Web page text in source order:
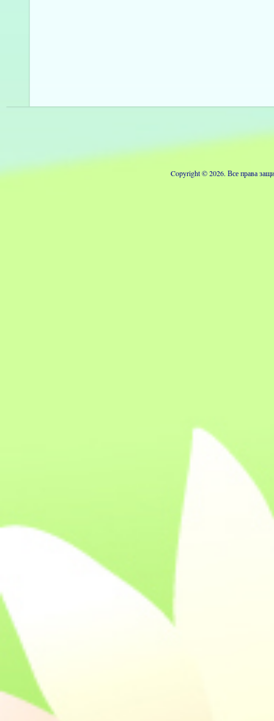
Copyright © 2026. Все права